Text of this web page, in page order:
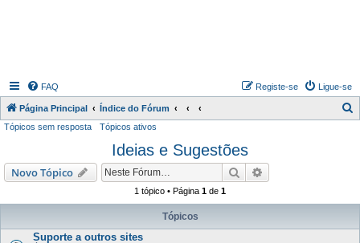
FAQ Ligue-se
Registe-se
Página Principal Índice do Fórum
i
Tópicos sem resposta Tópicos ativos
Ideias e Sugestões
Novo Tópico Pesquisar
1 tópico • Página 1 de 1
Tópicos
Suporte a outros sites